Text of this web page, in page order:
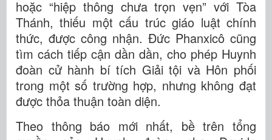
hoặc “hiệp thông chưa trọn vẹn” với Tòa
Thánh, thiếu một cấu trúc giáo luật chính
thức, được công nhận. Đức Phanxicô cũng
tìm cách tiếp cận dần dần, cho phép Huynh
đoàn cử hành bí tích Giải tội và Hôn phối
trong một số trường hợp, nhưng không đạt
được thỏa thuận toàn diện.
Theo thông báo mới nhất, bề trên tổng